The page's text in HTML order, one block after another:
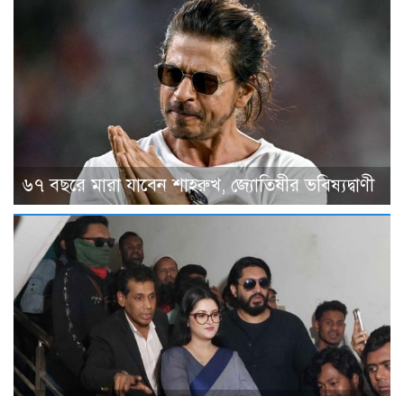
৬৭ বছরে মারা যাবেন শাহরুখ, জ্যোতিষীর ভবিষ্যদ্বাণী